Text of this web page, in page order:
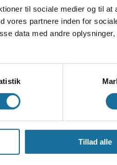
til sociale medier og til at
vores partnere inden for
data med andre
Tillad alle